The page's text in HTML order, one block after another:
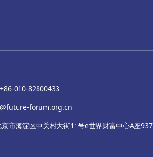
010-82800433
forum.org.cn
京市海淀区中关村大街11号e世界财富中心A座937